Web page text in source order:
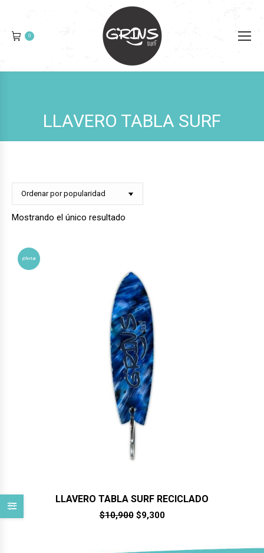
0
LLAVERO TABLA SURF
Mostrando el único resultado
¡Oferta!
LLAVERO TABLA SURF RECICLADO
$10,900 El
$9,300El
es: